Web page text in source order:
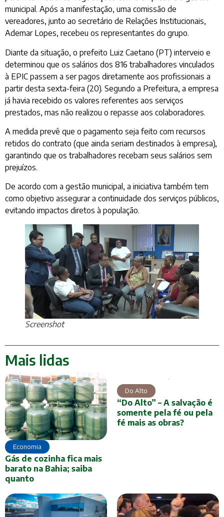
municipal. Após a manifestação, uma comissão de
vereadores, junto ao secretário de Relações Institucionais,
Ademar Lopes, recebeu os representantes do grupo.
Diante da situação, o prefeito Luiz Caetano (PT) interveio e
determinou que os salários dos 816 trabalhadores vinculados
à EPIC passem a ser pagos diretamente aos profissionais a
partir desta sexta-feira (20). Segundo a Prefeitura, a empresa
já havia recebido os valores referentes aos serviços
prestados, mas não realizou o repasse aos colaboradores.
A medida prevê que o pagamento seja feito com recursos
retidos do contrato (que ainda seriam destinados à empresa),
garantindo que os trabalhadores recebam seus salários sem
prejuízos.
De acordo com a gestão municipal, a iniciativa também tem
como objetivo assegurar a continuidade dos serviços públicos,
evitando impactos diretos à população.
Screenshot
Mais lidas
Economia
Gás de cozinha fica mais
barato na Bahia; saiba
quanto
Do Alto
“Do Alto” – A salvação é
somente pela fé ou pela
fé mais as obras?